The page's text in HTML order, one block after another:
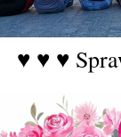
♥ ♥ ♥